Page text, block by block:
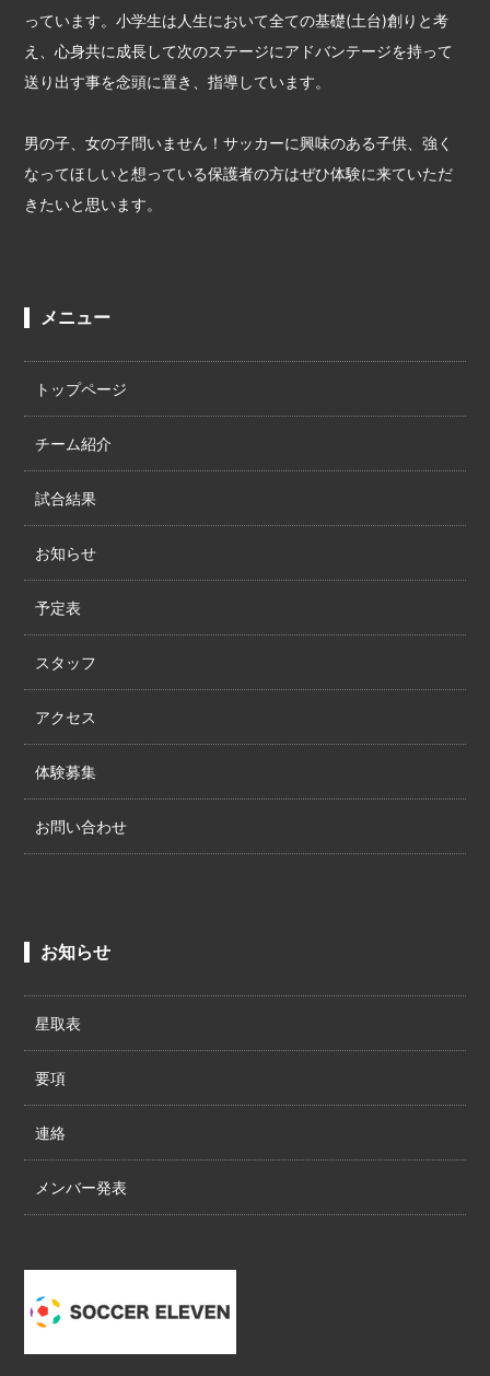
っています。小学生は人生において全ての基礎(土台)創りと考
え、心身共に成長して次のステージにアドバンテージを持って
送り出す事を念頭に置き、指導しています。
男の子、女の子問いません！サッカーに興味のある子供、強く
なってほしいと想っている保護者の方はぜひ体験に来ていただ
きたいと思います。
メニュー
トップページ
チーム紹介
試合結果
お知らせ
予定表
スタッフ
アクセス
体験募集
お問い合わせ
お知らせ
星取表
要項
連絡
メンバー発表